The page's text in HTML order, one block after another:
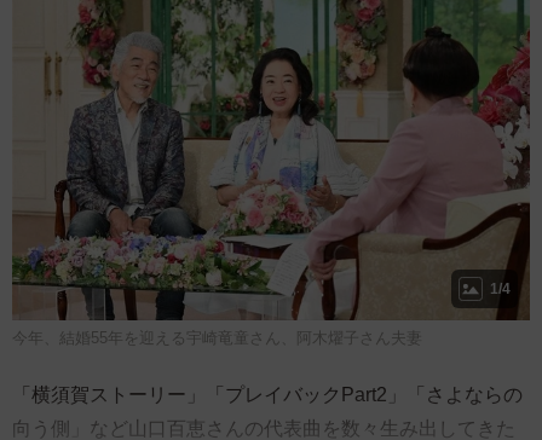
1/4
今年、結婚55年を迎える宇崎竜童さん、阿木燿子さん夫妻
「横須賀ストーリー」「プレイバックPart2」「さよならの
向う側」など山口百恵さんの代表曲を数々生み出してきた